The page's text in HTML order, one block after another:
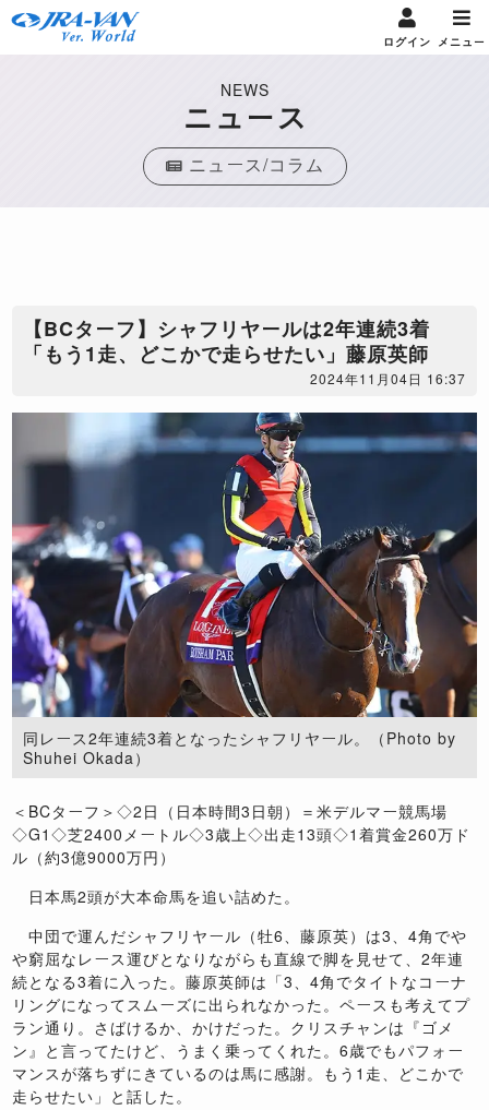
ログイン メニュー
NEWS
ニュース
ニュース/コラム
【BCターフ】シャフリヤールは2年連続3着
「もう1走、どこかで走らせたい」藤原英師
2024年11月04日 16:37
同レース2年連続3着となったシャフリヤール。（Photo by
Shuhei Okada）
＜BCターフ＞◇2日（日本時間3日朝）＝米デルマー競馬場
◇G1◇芝2400メートル◇3歳上◇出走13頭◇1着賞金260万ド
ル（約3億9000万円）
日本馬2頭が大本命馬を追い詰めた。
中団で運んだシャフリヤール（牡6、藤原英）は3、4角でや
や窮屈なレース運びとなりながらも直線で脚を見せて、2年連
続となる3着に入った。藤原英師は「3、4角でタイトなコーナ
リングになってスムーズに出られなかった。ペースも考えてプ
ラン通り。さばけるか、かけだった。クリスチャンは『ゴメ
ン』と言ってたけど、うまく乗ってくれた。6歳でもパフォー
マンスが落ちずにきているのは馬に感謝。もう1走、どこかで
走らせたい」と話した。